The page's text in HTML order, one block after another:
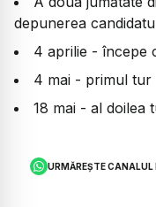
depunerea
4 aprilie - începe
4 mai - primul tur
18 mai - al doilea
URMĂREȘTE CANALUL